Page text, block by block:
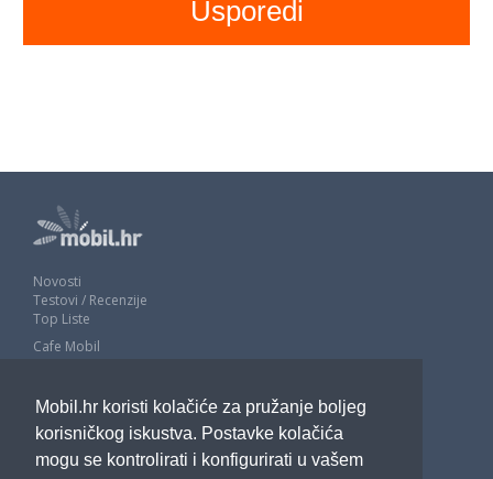
Mobil.hr koristi kolačiće za pružanje boljeg
korisničkog iskustva. Postavke kolačića
mogu se kontrolirati i konfigurirati u vašem
Novosti
Testovi / Recenzije
Top Liste
Cafe Mobil
Impressum
Marketing
Pravne odredbe
Izjava o privatnosti